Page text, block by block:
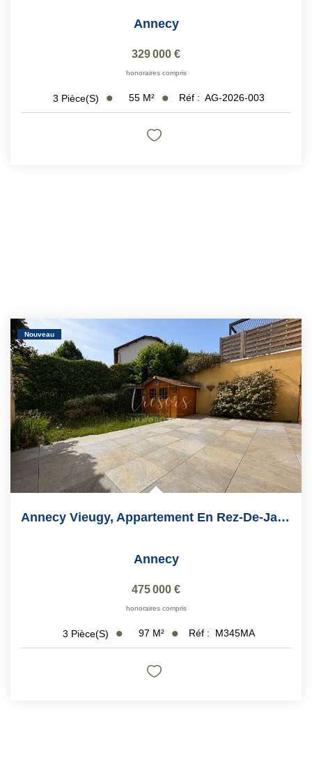
Annecy
329 000 €
honoraires compris
3 Pièce(s) 55 M² Réf : AG-2026-003
Nouveau
Annecy Vieugy, Appartement En Rez-De-Jardin De 97 M2
Annecy
475 000 €
honoraires compris
3 Pièce(s) 97 M² Réf : M345MA